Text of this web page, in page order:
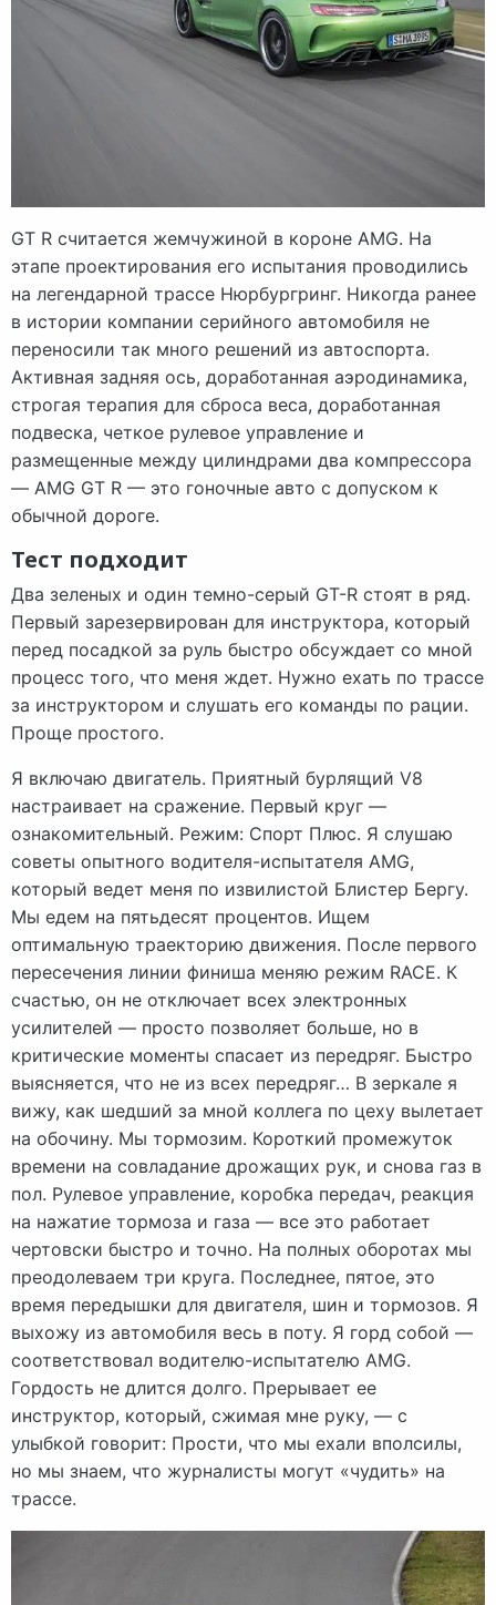
GT R считается жемчужиной в короне AMG. На
этапе проектирования его испытания проводились
на легендарной трассе Нюрбургринг. Никогда ранее
в истории компании серийного автомобиля не
переносили так много решений из автоспорта.
Активная задняя ось, доработанная аэродинамика,
строгая терапия для сброса веса, доработанная
подвеска, четкое рулевое управление и
размещенные между цилиндрами два компрессора
— AMG GT R — это гоночные авто с допуском к
обычной дороге.
Тест подходит
Два зеленых и один темно-серый GT-R стоят в ряд.
Первый зарезервирован для инструктора, который
перед посадкой за руль быстро обсуждает со мной
процесс того, что меня ждет. Нужно ехать по трассе
за инструктором и слушать его команды по рации.
Проще простого.
Я включаю двигатель. Приятный бурлящий V8
настраивает на сражение. Первый круг —
ознакомительный. Режим: Спорт Плюс. Я слушаю
советы опытного водителя-испытателя AMG,
который ведет меня по извилистой Блистер Бергу.
Мы едем на пятьдесят процентов. Ищем
оптимальную траекторию движения. После первого
пересечения линии финиша меняю режим RACE. К
счастью, он не отключает всех электронных
усилителей — просто позволяет больше, но в
критические моменты спасает из передряг. Быстро
выясняется, что не из всех передряг… В зеркале я
вижу, как шедший за мной коллега по цеху вылетает
на обочину. Мы тормозим. Короткий промежуток
времени на совладание дрожащих рук, и снова газ в
пол. Рулевое управление, коробка передач, реакция
на нажатие тормоза и газа — все это работает
чертовски быстро и точно. На полных оборотах мы
преодолеваем три круга. Последнее, пятое, это
время передышки для двигателя, шин и тормозов. Я
выхожу из автомобиля весь в поту. Я горд собой —
соответствовал водителю-испытателю AMG.
Гордость не длится долго. Прерывает ее
инструктор, который, сжимая мне руку, — с
улыбкой говорит: Прости, что мы ехали вполсилы,
но мы знаем, что журналисты могут «чудить» на
трассе.